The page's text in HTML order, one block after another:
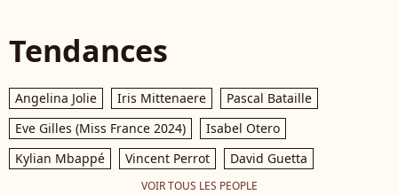
Tendances
Angelina Jolie Iris Mittenaere
Pascal Bataille
Eve Gilles (Miss France 2024)
Isabel Otero
Kylian Mbappé
Vincent Perrot David Guetta
VOIR TOUS LES PEOPLE